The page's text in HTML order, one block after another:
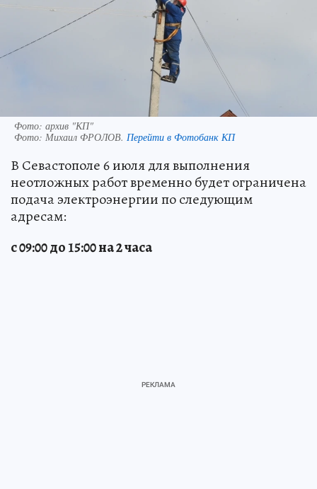
Фото: архив "КП"
Фото: Михаил ФРОЛОВ. Перейти в Фотобанк КП
В Севастополе 6 июля для выполнения
неотложных работ временно будет ограничена
подача электроэнергии по следующим
адресам:
с 09:00 до 15:00 на 2 часа